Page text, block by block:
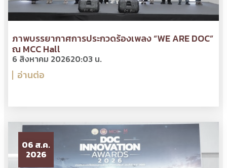
ภาพบรรยากาศการประกวดร้องเพลง “WE ARE DOC”
ณ MCC Hall
6 สิงหาคม 202620:03 น.
อ่านต่อ
06 ส.ค.
2026